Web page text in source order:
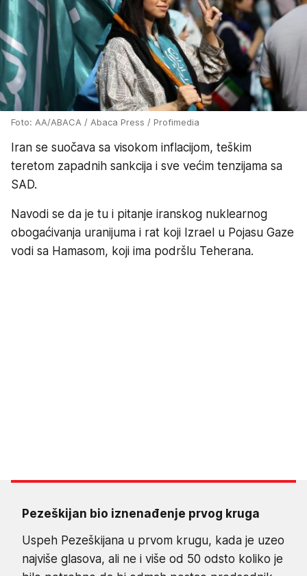
Foto: AA/ABACA / Abaca Press / Profimedia
Iran se suočava sa visokom inflacijom, teškim
teretom zapadnih sankcija i sve većim tenzijama sa
SAD.
Navodi se da je tu i pitanje iranskog nuklearnog
obogaćivanja uranijuma i rat koji Izrael u Pojasu Gaze
vodi sa Hamasom, koji ima podršlu Teherana.
Pezeškijan bio iznenađenje prvog kruga
Uspeh Pezeškijana u prvom krugu, kada je uzeo
najviše glasova, ali ne i više od 50 odsto koliko je